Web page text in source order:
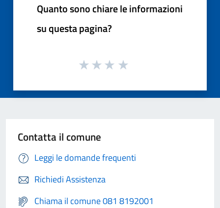
Quanto sono chiare le informazioni
su questa pagina?
Contatta il comune
Leggi le domande frequenti
Richiedi Assistenza
Chiama il comune 081 8192001